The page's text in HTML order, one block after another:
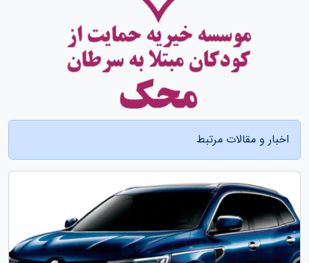
اخبار و مقالات مرتبط